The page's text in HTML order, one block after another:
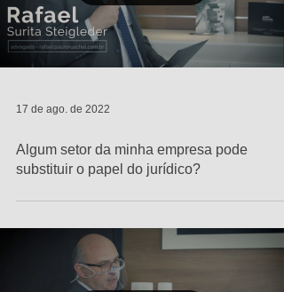
17 de ago. de 2022
Algum setor da minha empresa pode
substituir o papel do jurídico?